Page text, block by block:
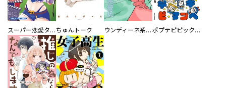
スーパー恋愛タイム！～現場でドＳな彼女は自宅でデレる～ ちゅんトーク ウンディーネ系彼氏 ポプテピピック SEASON EIGHT